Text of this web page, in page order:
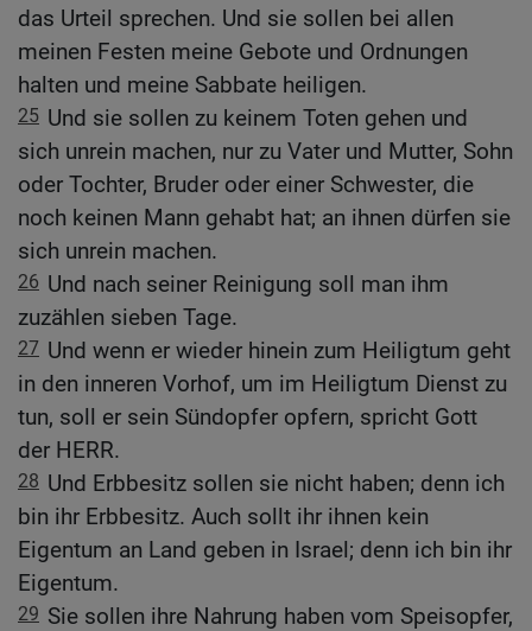
das Urteil sprechen. Und sie sollen bei allen
meinen Festen meine Gebote und Ordnungen
halten und meine Sabbate heiligen.
25 Und sie sollen zu keinem Toten gehen und
sich unrein machen, nur zu Vater und Mutter, Sohn
oder Tochter, Bruder oder einer Schwester, die
noch keinen Mann gehabt hat; an ihnen dürfen sie
sich unrein machen.
26 Und nach seiner Reinigung soll man ihm
zuzählen sieben Tage.
27 Und wenn er wieder hinein zum Heiligtum geht
in den inneren Vorhof, um im Heiligtum Dienst zu
tun, soll er sein Sündopfer opfern, spricht Gott
der HERR.
28 Und Erbbesitz sollen sie nicht haben; denn ich
bin ihr Erbbesitz. Auch sollt ihr ihnen kein
Eigentum an Land geben in Israel; denn ich bin ihr
Eigentum.
29 Sie sollen ihre Nahrung haben vom Speisopfer,